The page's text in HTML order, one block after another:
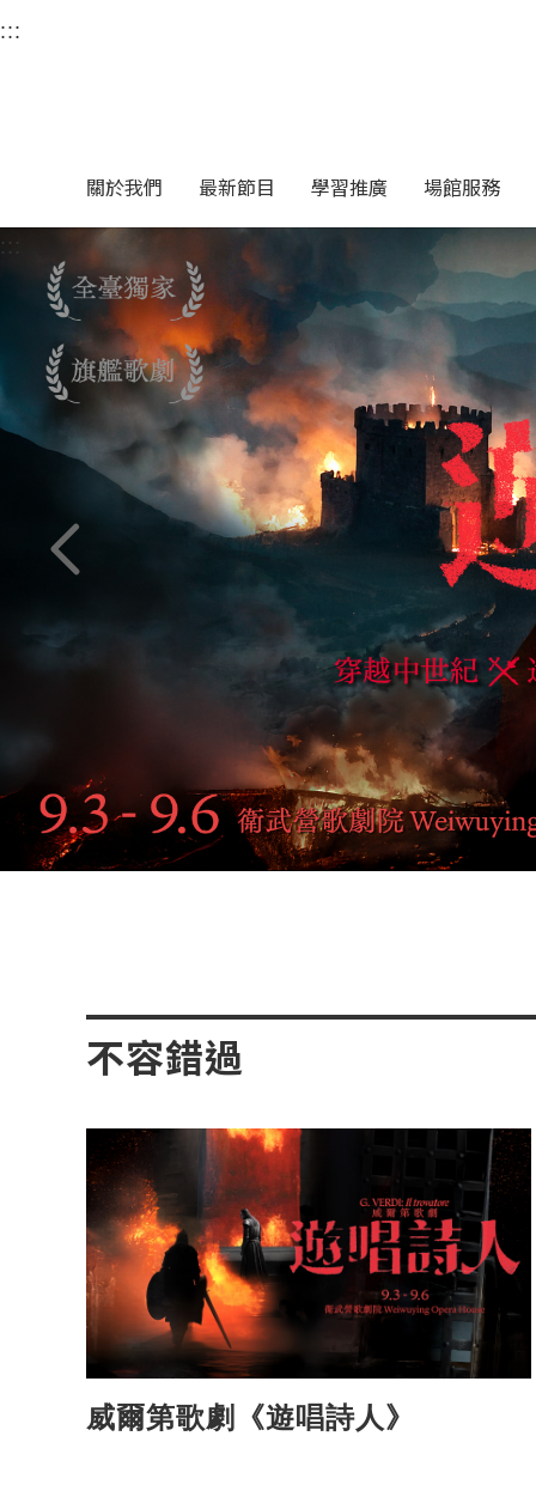
衛武營國家藝術文化中心
中央內容區塊，為本頁主要內容區。
:::
關於我們 最新節目 學習推廣 場館服務
::: 中央內容區塊，為本頁主要內容區。
上一頁
不容錯過
威爾第歌劇《遊唱詩人》